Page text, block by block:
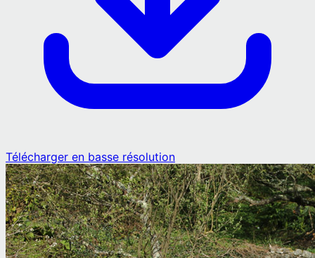
Télécharger en basse résolution